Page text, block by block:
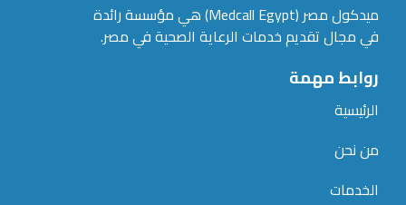
ميدكول مصر (Medcall Egypt) هي مؤسسة رائدة
في مجال تقديم خدمات الرعاية الصحية في مصر.
روابط مهمة
الرئيسية
من نحن
الخدمات